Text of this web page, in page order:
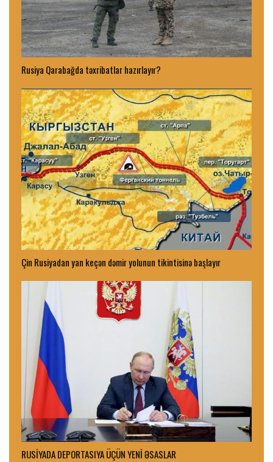
Rusiya Qarabağda təxribatlar hazırlayır?
Çin Rusiyadan yan keçən dəmir yolunun tikintisinə başlayır
RUSİYADA DEPORTASIYA ÜÇÜN YENİ ƏSASLAR